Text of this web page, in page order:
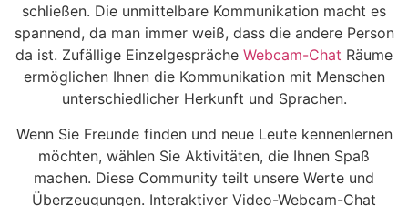
schließen. Die unmittelbare Kommunikation macht es
spannend, da man immer weiß, dass die andere Person
da ist. Zufällige Einzelgespräche Webcam-Chat Räume
ermöglichen Ihnen die Kommunikation mit Menschen
unterschiedlicher Herkunft und Sprachen.
Wenn Sie Freunde finden und neue Leute kennenlernen
möchten, wählen Sie Aktivitäten, die Ihnen Spaß
machen. Diese Community teilt unsere Werte und
Überzeugungen. Interaktiver Video-Webcam-Chat